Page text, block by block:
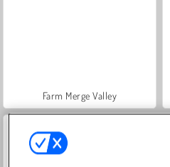
Farm Merge Valley